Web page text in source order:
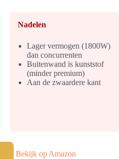
Nadelen
Lager vermogen (1800W)
dan concurrenten
Buitenwand is kunststof
(minder premium)
Aan de zwaardere kant
Bekijk op Amazon